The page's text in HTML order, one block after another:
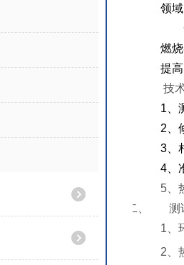
领
燃
提
技
1
2
3
4
5
二、
测
1
2